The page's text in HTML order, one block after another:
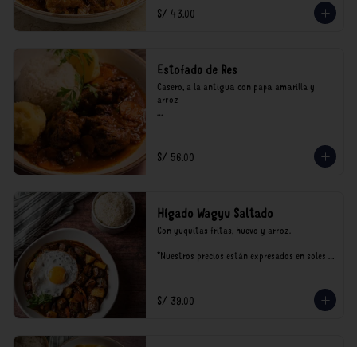
S/ 43.00
Estofado de Res
Casero, a la antigua con papa amarilla y
arroz
consumo.
S/ 56.00
Hígado Wagyu Saltado
Con yuquitas fritas, huevo y arroz.
*Nuestros precios están expresados en soles e
S/ 39.00